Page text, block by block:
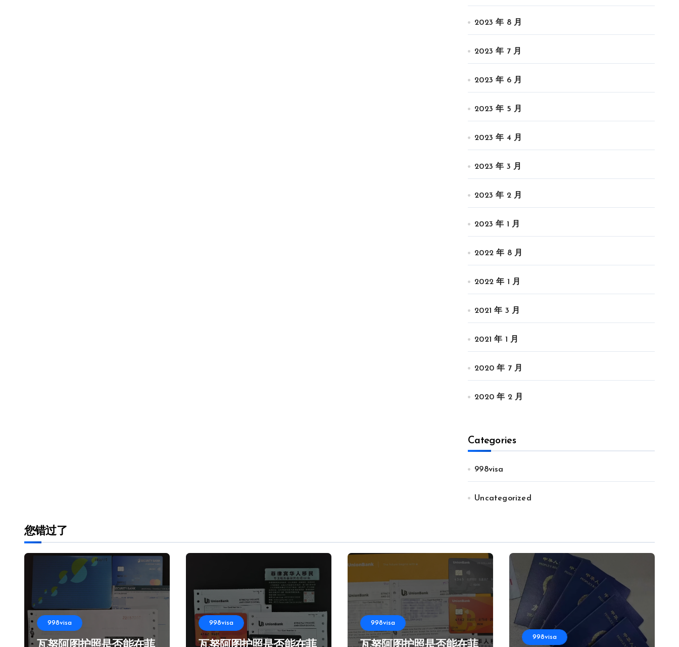
2023 年 8 月
2023 年 7 月
2023 年 6 月
2023 年 5 月
2023 年 4 月
2023 年 3 月
2023 年 2 月
2023 年 1 月
2022 年 8 月
2022 年 1 月
2021 年 3 月
2021 年 1 月
2020 年 7 月
2020 年 2 月
Categories
998visa
Uncategorized
您错过了
998visa 998visa 998visa
998visa